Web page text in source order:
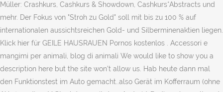
Müller: Crashkurs, Cashkurs & Showdown, Cashkurs*Abstracts und
mehr. Der Fokus von "Stroh zu Gold" soll mit bis zu 100 % auf
internationalen aussichtsreichen Gold- und Silberminenaktien liegen.
Klick hier für GEILE HAUSRAUEN Pornos kostenlos . Accessori e
mangimi per animali, blog di animali We would like to show you a
description here but the site won’t allow us. Hab heute dann mal
den Funktionstest im Auto gemacht..also Gerät im Kofferraum (ohne